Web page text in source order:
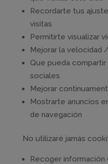
Recordarte tus
visitas
Permitirte visualizar
Mejorar la velocidad
Que pueda
sociales
Mejorar
Mostrarte anuncios
de navegación
No utilizaré jamás
Recoger